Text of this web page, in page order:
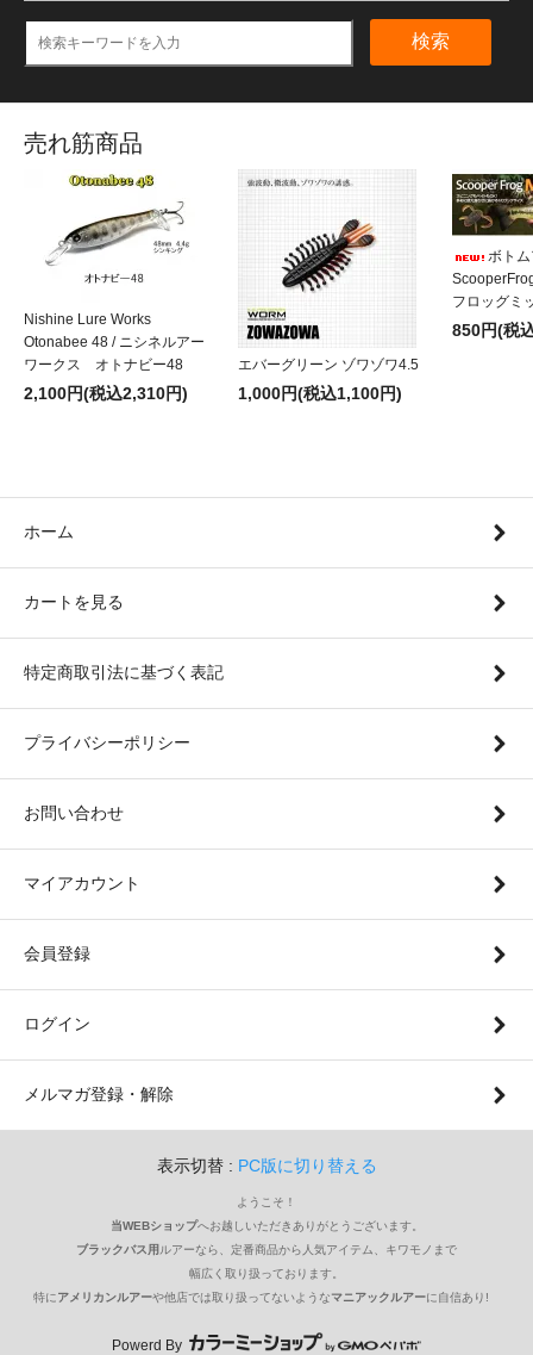
検索
売れ筋商品
Nishine Lure Works
Otonabee 48 / ニシネルアー
ワークス オトナビー48
2,100円(税込2,310円)
エバーグリーン ゾワゾワ4.5
1,000円(税込1,100円)
ボト
フロッグミ
850円(税
ホーム
カートを見る
特定商取引法に基づく表記
プライバシーポリシー
お問い合わせ
マイアカウント
会員登録
ログイン
メルマガ登録・解除
表示切替 : PC版に切り替える
ようこそ！
当WEBショップへお越しいただきありがとうございます。
ブラックバス用 ルアーなら、定番商品から人気アイテム、キワモノまで
幅広く取り扱っております。
特にアメリカンルアーや他店では取り扱ってないようなマニアックルアーに自信あり!
Powerd By